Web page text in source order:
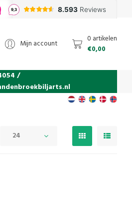
Mijn account
0 artikelen
€0,00
/
24